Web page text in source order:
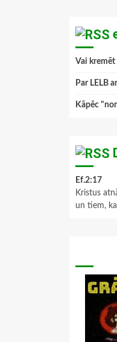
Vai kremēt
Par LELB
Kāpēc
Ef.2:17
Kristus
un tiem,